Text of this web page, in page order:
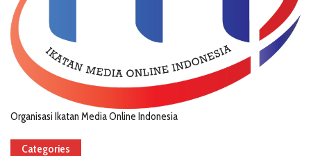
Organisasi Ikatan Media Online Indonesia
Categories